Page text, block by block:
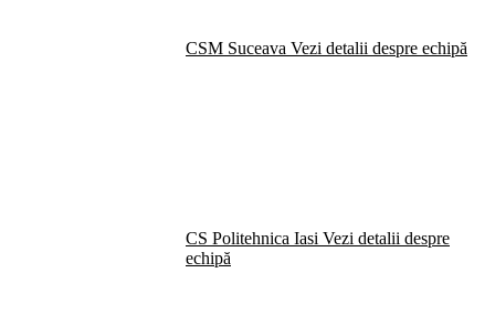
CSM Suceava Vezi detalii despre echipă
CS Politehnica Iasi Vezi detalii despre
echipă